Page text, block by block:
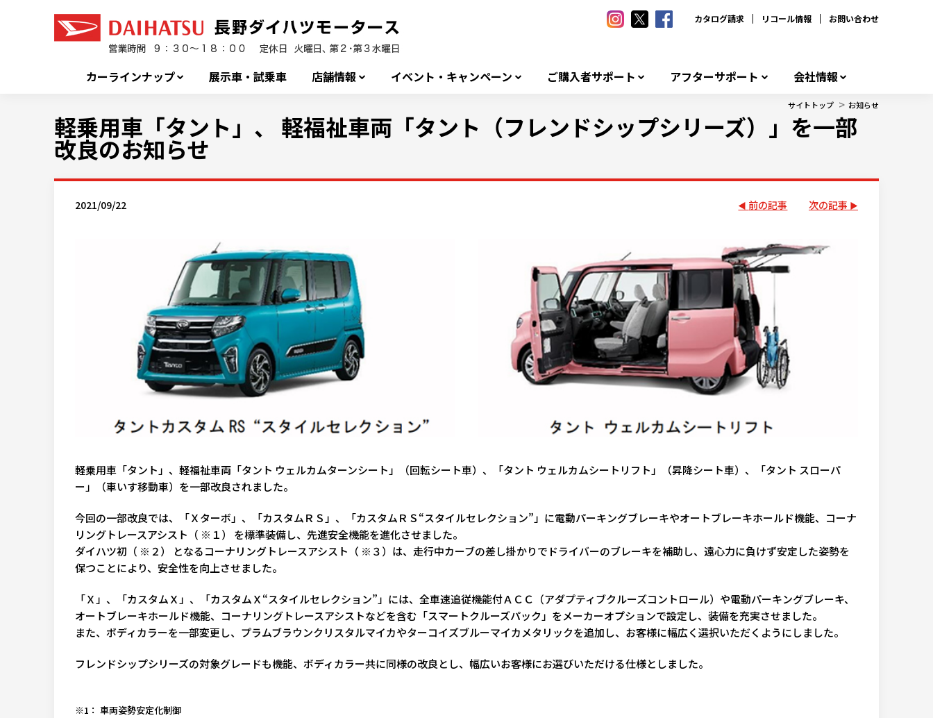
カタログ請求 リコール情報 お問い合わせ
カーラインナップ 展示車・試乗車 店舗情報 イベント・キャンペーン ご購入者サポート アフターサポート 会社情報
サイトトップ > お知らせ
軽乗用車「タント」、 軽福祉車両「タント（フレンドシップシリーズ）」を一部
改良のお知らせ
2021/09/22 前の記事 次の記事
軽乗用車「タント」、軽福祉車両「タント ウェルカムターンシート」（回転シート車）、「タント ウェルカムシートリフト」（昇降シート車）、「タント スローパ
ー」（車いす移動車）を一部改良されました。
今回の一部改良では、「Ｘターボ」、「カスタムＲＳ」、「カスタムＲＳ“スタイルセレクション”」に電動パーキングブレーキやオートブレーキホールド機能、コーナ
リングトレースアシスト（ ※１） を標準装備し、先進安全機能を進化させました。
ダイハツ初（ ※２） となるコーナリングトレースアシスト（ ※３）は、走行中カーブの差し掛かりでドライバーのブレーキを補助し、遠心力に負けず安定した姿勢を
保つことにより、安全性を向上させました。
「Ｘ」、「カスタムＸ」、「カスタムＸ“スタイルセレクション”」には、全車速追従機能付ＡＣＣ（アダプティブクルーズコントロール）や電動パーキングブレーキ、
オートブレーキホールド機能、コーナリングトレースアシストなどを含む「スマートクルーズパック」をメーカーオプションで設定し、装備を充実させました。
また、ボディカラーを一部変更し、プラムブラウンクリスタルマイカやターコイズブルーマイカメタリックを追加し、お客様に幅広く選択いただくようにしました。
フレンドシップシリーズの対象グレードも機能、ボディカラー共に同様の改良とし、幅広いお客様にお選びいただける仕様としました。
※1： 車両姿勢安定化制御